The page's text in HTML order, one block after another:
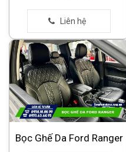
Bọc Ghế Da Ford Ranger